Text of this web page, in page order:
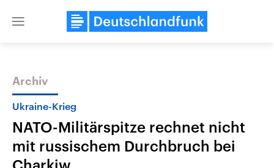
Close
Themen
Archiv
Ukraine-Krieg
NATO-Militärspitze rechnet nicht
mit russischem Durchbruch bei